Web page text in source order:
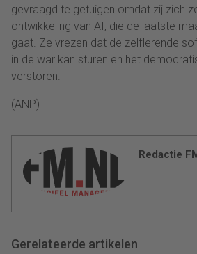
gevraagd te getuigen omdat zij zich
ontwikkeling van AI, die de laatste
gaat. Ze vrezen dat de zelflerende
in de war kan sturen en het
verstoren.
(ANP)
Redactie
Gerelateerde artikelen